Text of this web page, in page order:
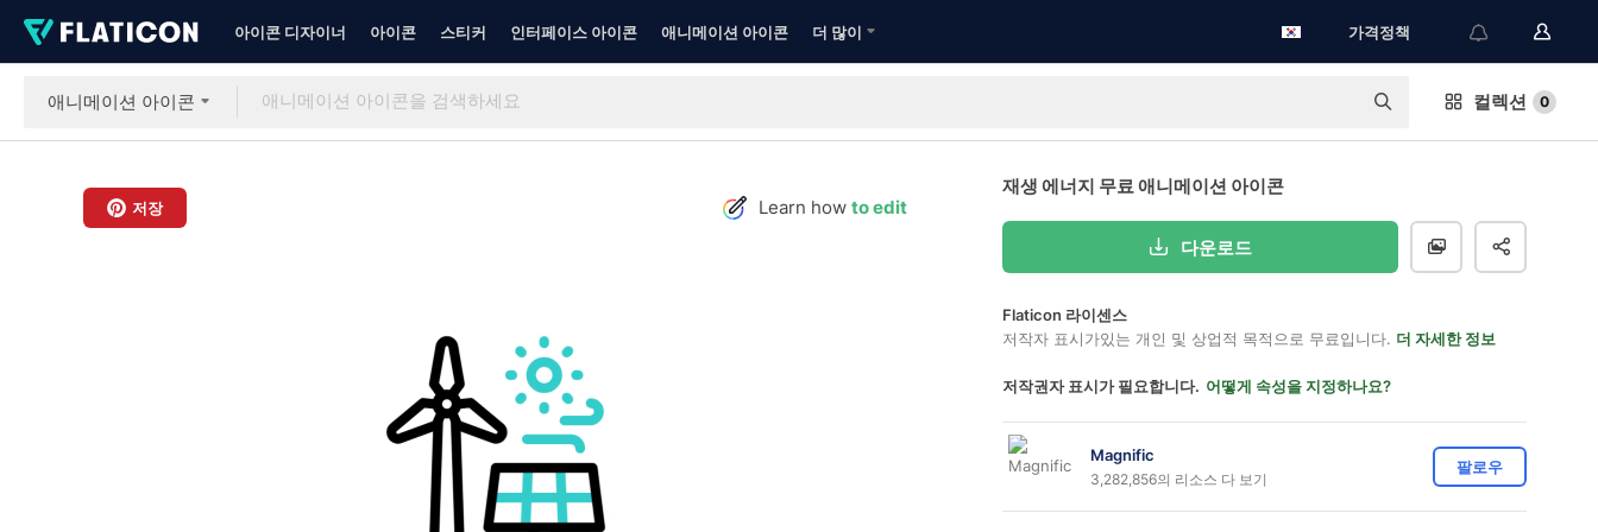
아이콘 디자이너 아이콘 스티커 인터페이스 아이콘 애니메이션 아이콘 더 많이 가격정책
애니메이션 아이콘 컬렉션 0
저장 Learn how to edit
재생 에너지 무료 애니메이션 아이콘
다운로드
Flaticon 라이센스
저작자 표시가있는 개인 및 상업적 목적으로 무료입니다. 더 자세한 정보
저작권자 표시가 필요합니다. 어떻게 속성을 지정하나요?
Magnific
3,282,856의 리소스 다 보기
팔로우